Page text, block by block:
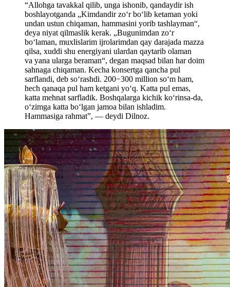
“Allohga tavakkal qilib, unga ishonib, qandaydir ish
boshlayotganda „Kimdandir zo‘r bo‘lib ketaman yoki
undan ustun chiqaman, hammasini yorib tashlayman“,
deya niyat qilmaslik kerak. „Bugunimdan zo‘r
bo‘laman, muxlislarim ijrolarimdan qay darajada mazza
qilsa, xuddi shu energiyani ulardan qaytarib olaman
va yana ularga beraman“, degan maqsad bilan har doim
sahnaga chiqaman. Kecha konsertga qancha pul
sarflandi, deb so‘rashdi. 200−300 million so‘m ham,
hech qanaqa pul ham ketgani yo‘q. Katta pul emas,
katta mehnat sarfladik. Boshqalarga kichik ko‘rinsa-da,
o‘zimga katta bo‘lgan jamoa bilan ishladim.
Hammasiga rahmat”, — deydi Dilnoz.